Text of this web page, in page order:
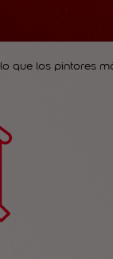
que los pintores